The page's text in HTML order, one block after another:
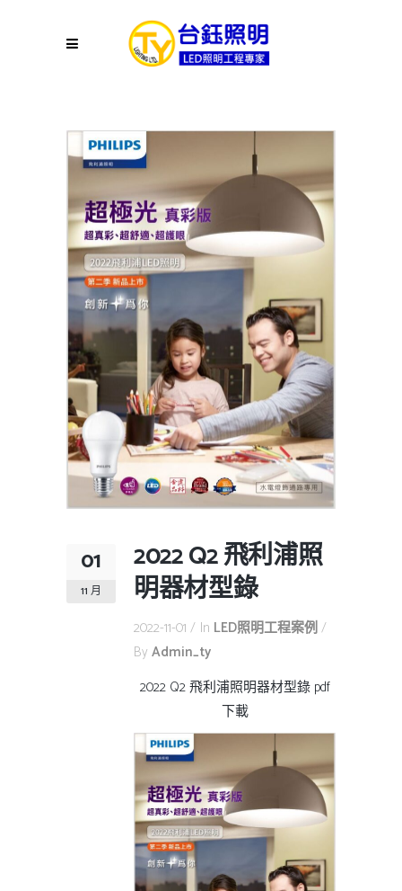
01
11 月
2022 Q2 飛利浦照
明器材型錄
2022-11-01 In LED照明工程案例
By Admin_ty
2022 Q2 飛利浦照明器材型錄 pdf
下載